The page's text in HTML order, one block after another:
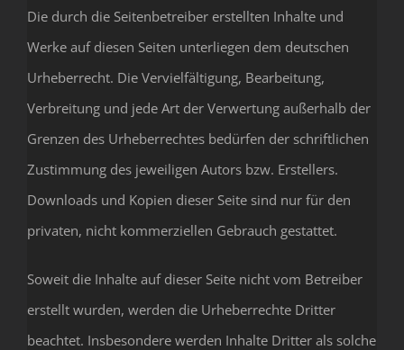
Die durch die Seitenbetreiber erstellten Inhalte und
Werke auf diesen Seiten unterliegen dem deutschen
Urheberrecht. Die Vervielfältigung, Bearbeitung,
Verbreitung und jede Art der Verwertung außerhalb der
Grenzen des Urheberrechtes bedürfen der schriftlichen
Zustimmung des jeweiligen Autors bzw. Erstellers.
Downloads und Kopien dieser Seite sind nur für den
privaten, nicht kommerziellen Gebrauch gestattet.
Soweit die Inhalte auf dieser Seite nicht vom Betreiber
erstellt wurden, werden die Urheberrechte Dritter
beachtet. Insbesondere werden Inhalte Dritter als solche